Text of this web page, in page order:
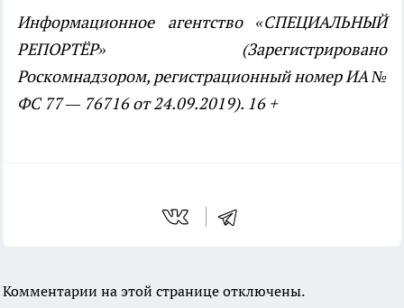
Информационное агентство «СПЕЦИАЛЬНЫЙ
РЕПОРТЁР» (Зарегистрировано
Роскомнадзором, регистрационный номер ИА №
ФС 77 — 76716 от 24.09.2019). 16 +
Комментарии на этой странице отключены.